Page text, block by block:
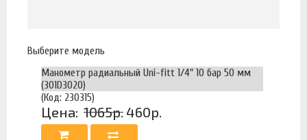
Выберите модель
Манометр радиальный Uni-fitt 1/4" 10 бар 50 мм
(301D3020)
(Код: 230315)
Цена: 1065р. 460р.